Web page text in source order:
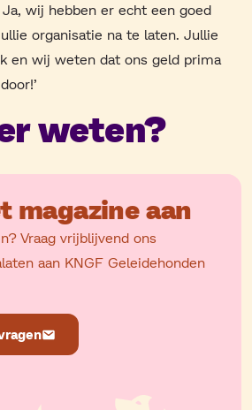
wij hebben er echt een goed
organisatie na te laten. Jullie
en wij weten dat ons geld prima
weten?
magazine aan
Vraag vrijblijvend ons
aan KNGF Geleidehonden